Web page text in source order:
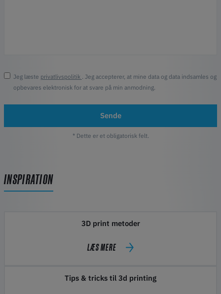
Jeg læste privatlivspolitik
. Jeg accepterer, at mine data og data indsamles og
opbevares elektronisk for at svare på min anmodning.
Sende
* Dette er et obligatorisk felt.
INSPIRATION
3D print metoder
LÆS MERE
Tips & tricks til 3d printing